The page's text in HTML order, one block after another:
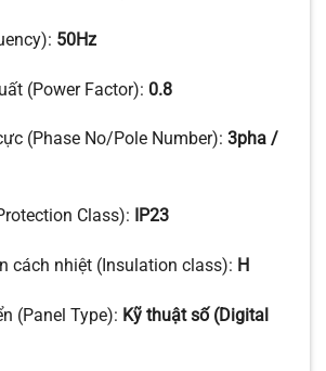
50Hz
(Power Factor): 0.8
(Phase No/Pole Number): 3pha /
Class): IP23
cách nhiệt (Insulation class): H
(Panel Type): Kỹ thuật số (Digital